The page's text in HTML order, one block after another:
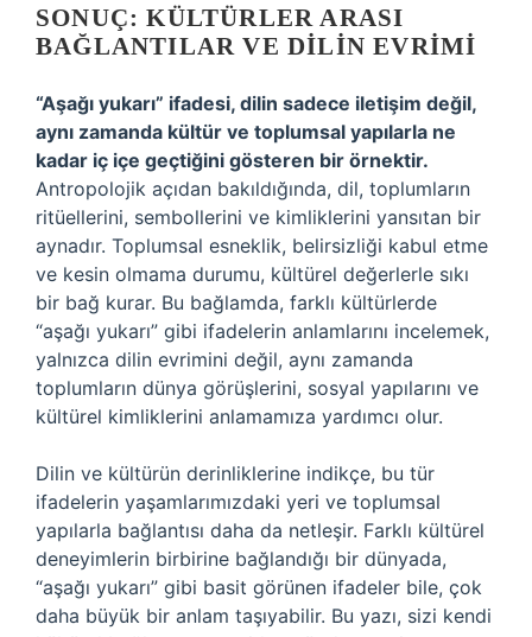
SONUÇ: KÜLTÜRLER ARASI
BAĞLANTILAR VE DILIN EVRIMI
“Aşağı yukarı” ifadesi, dilin sadece iletişim değil,
aynı zamanda kültür ve toplumsal yapılarla ne
kadar iç içe geçtiğini gösteren bir örnektir.
Antropolojik açıdan bakıldığında, dil, toplumların
ritüellerini, sembollerini ve kimliklerini yansıtan bir
aynadır. Toplumsal esneklik, belirsizliği kabul etme
ve kesin olmama durumu, kültürel değerlerle sıkı
bir bağ kurar. Bu bağlamda, farklı kültürlerde
“aşağı yukarı” gibi ifadelerin anlamlarını incelemek,
yalnızca dilin evrimini değil, aynı zamanda
toplumların dünya görüşlerini, sosyal yapılarını ve
kültürel kimliklerini anlamamıza yardımcı olur.
Dilin ve kültürün derinliklerine indikçe, bu tür
ifadelerin yaşamlarımızdaki yeri ve toplumsal
yapılarla bağlantısı daha da netleşir. Farklı kültürel
deneyimlerin birbirine bağlandığı bir dünyada,
“aşağı yukarı” gibi basit görünen ifadeler bile, çok
daha büyük bir anlam taşıyabilir. Bu yazı, sizi kendi